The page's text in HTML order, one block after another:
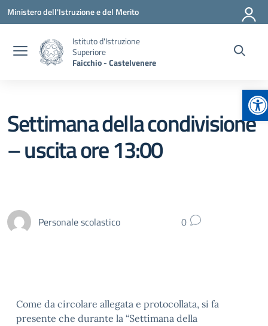
Vai ai contenuti
Vai al menu di navigazione
Vai al footer
Ministero dell'Istruzione e del Merito
Istituto d'Istruzione
Superiore
Faicchio - Castelvenere
Settimana della condivisione
– uscita ore 13:00
Personale scolastico 0
Come da circolare allegata e protocollata, si fa
presente che durante la “Settimana della